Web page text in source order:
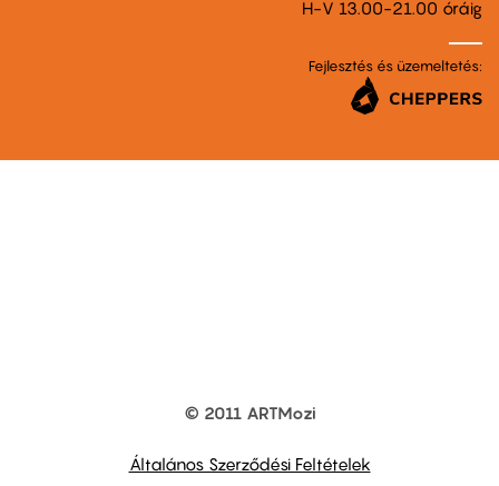
H-V 13.00-21.00 óráig
Fejlesztés és üzemeltetés:
© 2011 ARTMozi
Általános Szerződési Feltételek